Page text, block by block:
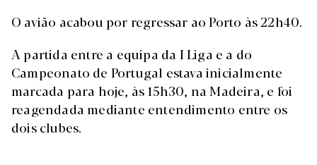
O avião acabou por regressar ao Porto às 22h40.
A partida entre a equipa da I Liga e a do
Campeonato de Portugal estava inicialmente
marcada para hoje, às 15h30, na Madeira, e foi
reagendada mediante entendimento entre os
dois clubes.